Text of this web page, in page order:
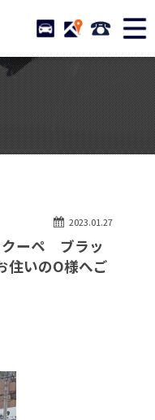
プ BMW専門 船
STOCK ACCESS 047-
在庫リスト
店舗紹介
アクセスマップ
自動車保険
リクルート
2023.01.27
ーペ ブラッ
いのO様へご